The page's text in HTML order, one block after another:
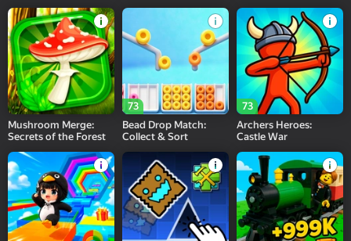
Mushroom Merge:
Secrets of the Forest
73
Bead Drop Match:
Collect & Sort
73
Archers Heroes:
Castle War